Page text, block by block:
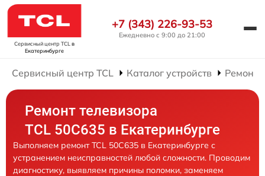
Сервисный центр TCL в
Екатеринбурге
+7 (343) 226-93-53
Ежедневно с 9:00 до 21:00
Сервисный центр TCL Каталог устройств Ремонт
Ремонт телевизора
TCL 50C635 в Екатеринбурге
Выполняем ремонт TCL 50C635 в Екатеринбурге с
устранением неисправностей любой сложности. Проводим
диагностику, выявляем причины поломки, заменяем